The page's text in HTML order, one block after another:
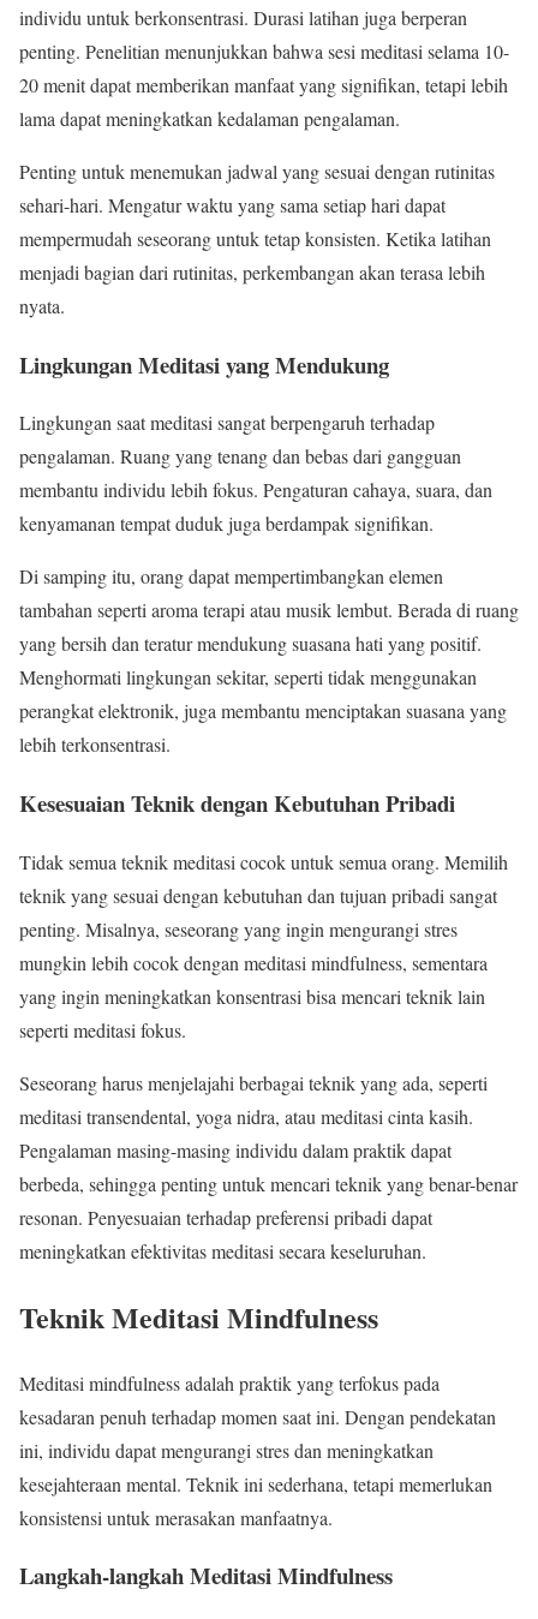
individu untuk berkonsentrasi. Durasi latihan juga berperan
penting. Penelitian menunjukkan bahwa sesi meditasi selama 10-
20 menit dapat memberikan manfaat yang signifikan, tetapi lebih
lama dapat meningkatkan kedalaman pengalaman.
Penting untuk menemukan jadwal yang sesuai dengan rutinitas
sehari-hari. Mengatur waktu yang sama setiap hari dapat
mempermudah seseorang untuk tetap konsisten. Ketika latihan
menjadi bagian dari rutinitas, perkembangan akan terasa lebih
nyata.
Lingkungan Meditasi yang Mendukung
Lingkungan saat meditasi sangat berpengaruh terhadap
pengalaman. Ruang yang tenang dan bebas dari gangguan
membantu individu lebih fokus. Pengaturan cahaya, suara, dan
kenyamanan tempat duduk juga berdampak signifikan.
Di samping itu, orang dapat mempertimbangkan elemen
tambahan seperti aroma terapi atau musik lembut. Berada di ruang
yang bersih dan teratur mendukung suasana hati yang positif.
Menghormati lingkungan sekitar, seperti tidak menggunakan
perangkat elektronik, juga membantu menciptakan suasana yang
lebih terkonsentrasi.
Kesesuaian Teknik dengan Kebutuhan Pribadi
Tidak semua teknik meditasi cocok untuk semua orang. Memilih
teknik yang sesuai dengan kebutuhan dan tujuan pribadi sangat
penting. Misalnya, seseorang yang ingin mengurangi stres
mungkin lebih cocok dengan meditasi mindfulness, sementara
yang ingin meningkatkan konsentrasi bisa mencari teknik lain
seperti meditasi fokus.
Seseorang harus menjelajahi berbagai teknik yang ada, seperti
meditasi transendental, yoga nidra, atau meditasi cinta kasih.
Pengalaman masing-masing individu dalam praktik dapat
berbeda, sehingga penting untuk mencari teknik yang benar-benar
resonan. Penyesuaian terhadap preferensi pribadi dapat
meningkatkan efektivitas meditasi secara keseluruhan.
Teknik Meditasi Mindfulness
Meditasi mindfulness adalah praktik yang terfokus pada
kesadaran penuh terhadap momen saat ini. Dengan pendekatan
ini, individu dapat mengurangi stres dan meningkatkan
kesejahteraan mental. Teknik ini sederhana, tetapi memerlukan
konsistensi untuk merasakan manfaatnya.
Langkah-langkah Meditasi Mindfulness